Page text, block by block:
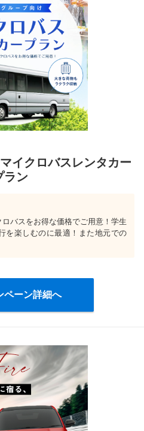
イクロバスレンタカー
ラン
バスをお得な価格でご用意！学生
を楽しむのに最適！また地元での
ペーン詳細へ